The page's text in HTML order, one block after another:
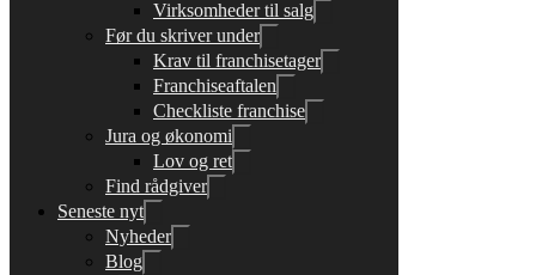
Virksomheder til salg
Før du skriver under
Krav til franchisetager
Franchiseaftalen
Checkliste franchise
Jura og økonomi
Lov og ret
Find rådgiver
Seneste nyt
Nyheder
Blog